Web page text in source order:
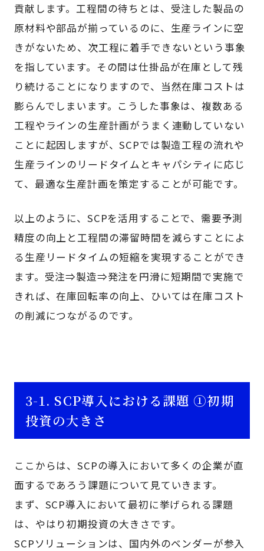
貢献します。工程間の待ちとは、受注した製品の
原材料や部品が揃っているのに、生産ラインに空
きがないため、次工程に着手できないという事象
を指しています。その間は仕掛品が在庫として残
り続けることになりますので、当然在庫コストは
膨らんでしまいます。こうした事象は、複数ある
工程やラインの生産計画がうまく連動していない
ことに起因しますが、SCPでは製造工程の流れや
生産ラインのリードタイムとキャパシティに応じ
て、最適な生産計画を策定することが可能です。
以上のように、SCPを活用することで、需要予測
精度の向上と工程間の滞留時間を減らすことによ
る生産リードタイムの短縮を実現することができ
ます。受注⇒製造⇒発注を円滑に短期間で実施で
きれば、在庫回転率の向上、ひいては在庫コスト
の削減につながるのです。
3-1. SCP導入における課題 ①初期
投資の大きさ
ここからは、SCPの導入において多くの企業が直
面するであろう課題について見ていきます。
まず、SCP導入において最初に挙げられる課題
は、やはり初期投資の大きさです。
SCPソリューションは、国内外のベンダーが参入